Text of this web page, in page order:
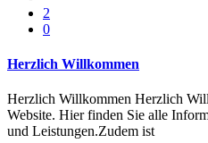
2
0
Herzlich Willkommen
Herzlich Willkommen Herzlich
Website. Hier finden Sie alle
und Leistungen.Zudem ist